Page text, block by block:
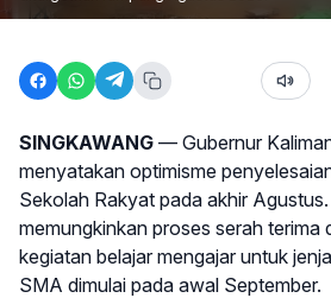
SINGKAWANG — Gubernur
menyatakan optimisme
Sekolah Rakyat pada akhir
memungkinkan proses serah terima
kegiatan belajar mengajar untuk
SMA dimulai pada awal September.